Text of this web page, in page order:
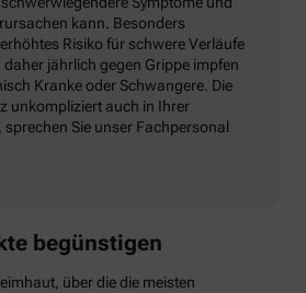
kann. Besonders
Risiko für schwere Verläufe
jährlich gegen Grippe impfen
Kranke oder Schwangere. Die
unkompliziert auch in Ihrer
Sie unser Fachpersonal
begünstigen
über die die meisten